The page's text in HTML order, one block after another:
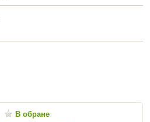
В обране